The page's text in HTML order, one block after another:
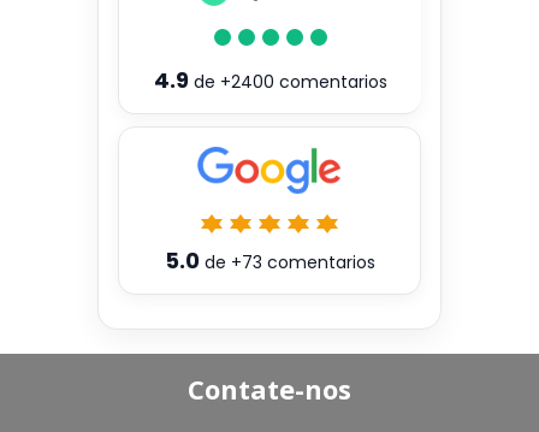
4.9de +2400 comentarios
5.0de +73 comentarios
Contate-nos